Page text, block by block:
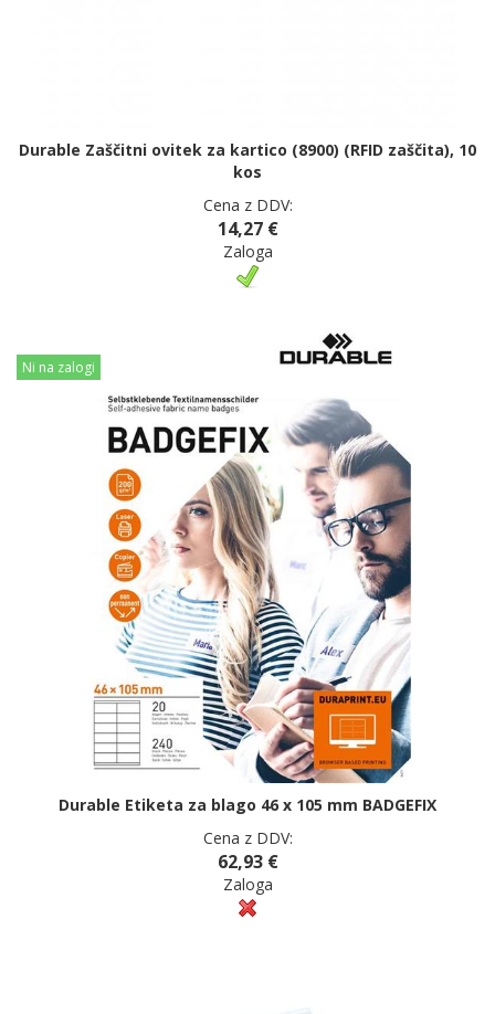
Durable Zaščitni ovitek za kartico (8900) (RFID zaščita), 10
kos
Cena z DDV:
14,27 €
Zaloga
Ni na zalogi
Durable Etiketa za blago 46 x 105 mm BADGEFIX
Cena z DDV:
62,93 €
Zaloga